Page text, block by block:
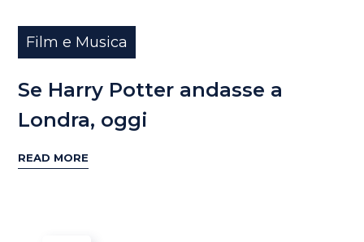
Film e Musica
Se Harry Potter andasse a
Londra, oggi
READ MORE